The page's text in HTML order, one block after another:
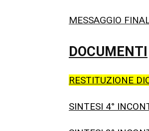
MESSAGGIO
DOCUMENTI
RESTITUZIONE
SINTESI 4°